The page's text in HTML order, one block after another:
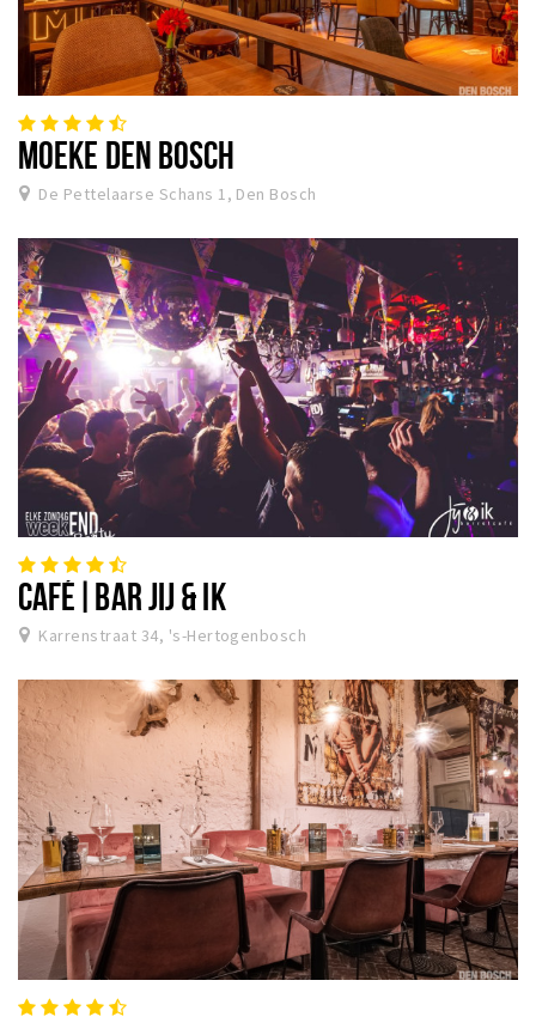
MOEKE DEN BOSCH
De Pettelaarse Schans 1, Den Bosch
CAFÉ|BAR JIJ & IK
Karrenstraat 34, 's-Hertogenbosch